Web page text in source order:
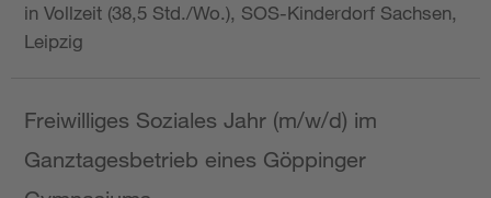
in Vollzeit (38,5 Std./Wo.), SOS-Kinderdorf Sachsen,
Leipzig
Freiwilliges Soziales Jahr (m/w/d) im
Ganztagesbetrieb eines Göppinger